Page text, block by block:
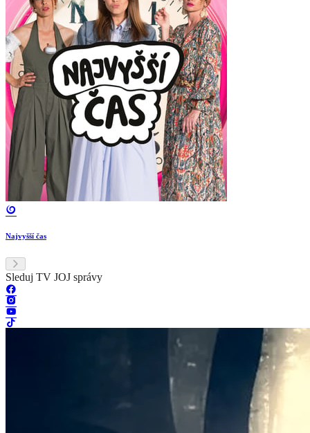
Najvyšší čas
Sleduj TV JOJ správy